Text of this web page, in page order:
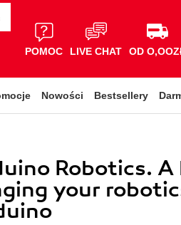
POMOC LIVE CHAT OD
Nowości Bestsellery
Robotics.
your